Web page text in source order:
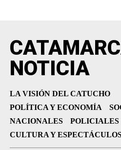
NOTICIA
LA VISIÓN DEL CATUCHO
POLÍTICA Y ECONOMÍA
NACIONALES
POLICIALES
CULTURA Y